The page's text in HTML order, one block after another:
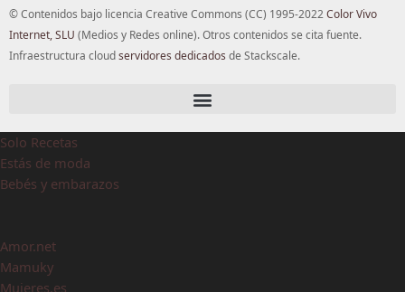
© Contenidos bajo licencia Creative Commons (CC) 1995-2022Color Vivo
Internet, SLU (Medios y Redes online). Otros contenidos se cita fuente.
Infraestructura cloudservidores dedicados de Stackscale.
Solo Recetas
Estás de moda
Bebés y embarazos
Amor.net
Mamuky
Mujeres.es